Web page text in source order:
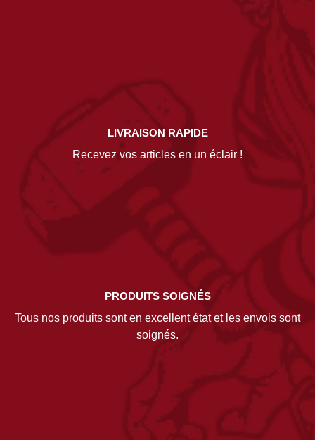
LIVRAISON RAPIDE
Recevez vos articles en un éclair !
PRODUITS SOIGNÉS
Tous nos produits sont en excellent état et les envois sont
soignés.